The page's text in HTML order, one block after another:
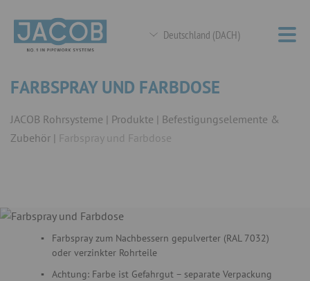
Deutschland (DACH)
FARBSPRAY UND FARBDOSE
JACOB Rohrsysteme Produkte
Befestigungselemente &
Zubehör
Farbspray und Farbdose
Farbspray zum Nachbessern gepulverter (RAL 7032)
oder verzinkter Rohrteile
Achtung: Farbe ist Gefahrgut – separate Verpackung